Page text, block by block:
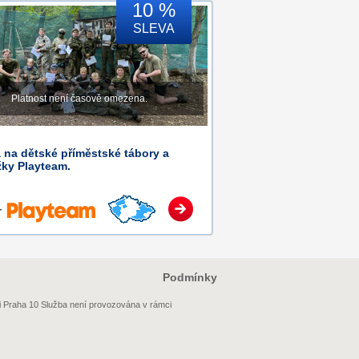
10 %
SLEVA
Platnost není časově omezena.
na dětské příměstské tábory a
Playteam.
Podmínky
10 Služba není provozována v rámci